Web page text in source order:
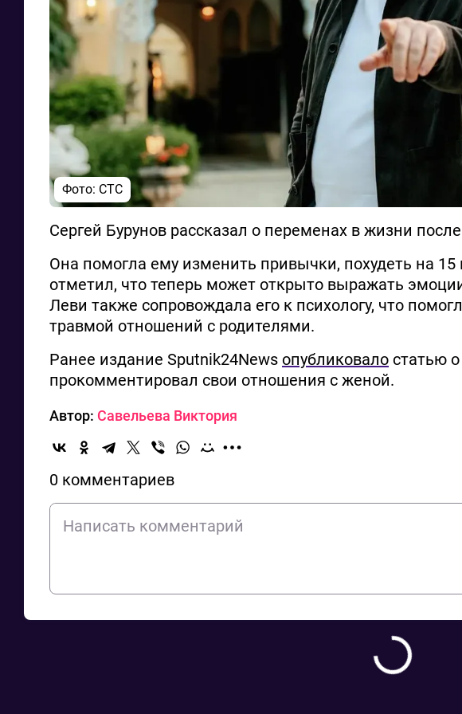
Фото: СТС
Сергей Бурунов рассказал о переменах в жизни
Она помогла ему изменить привычки, похудеть на
отметил, что теперь может открыто выражать
Леви также сопровождала его к психологу, что
травмой отношений с родителями.
Ранее издание Sputnik24News опубликовало статью
прокомментировал свои отношения с женой.
Автор: Савельева Виктория
0 комментариев